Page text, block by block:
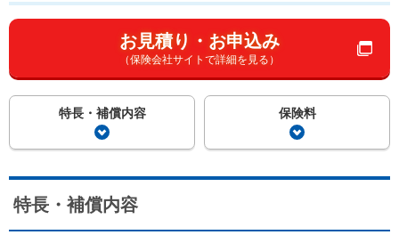
お見積り・お申込み
（保険会社サイトで詳細を見る）
特長・補償内容 保険料
特長・補償内容